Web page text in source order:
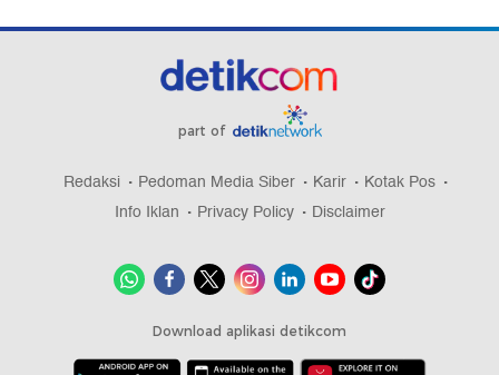
part of
Redaksi Pedoman Media Siber Karir
Kotak Pos
Info Iklan
Privacy Policy Disclaimer
Download aplikasi detikcom